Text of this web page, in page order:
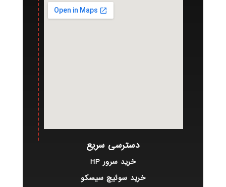
دسترسی سریع
خرید سرور HP
خرید سوئیچ سیسکو